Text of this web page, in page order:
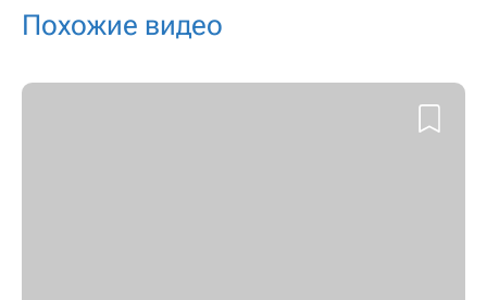
Похожие видео